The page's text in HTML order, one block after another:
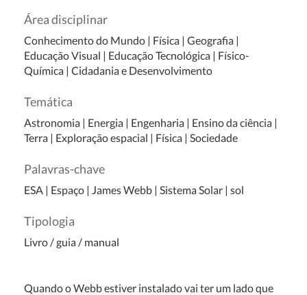
Área disciplinar
Conhecimento do Mundo | Física | Geografia |
Educação Visual | Educação Tecnológica | Físico-
Química | Cidadania e Desenvolvimento
Temática
Astronomia | Energia | Engenharia | Ensino da ciência |
Terra | Exploração espacial | Física | Sociedade
Palavras-chave
ESA | Espaço | James Webb | Sistema Solar | sol
Tipologia
Livro / guia / manual
Quando o Webb estiver instalado vai ter um lado que